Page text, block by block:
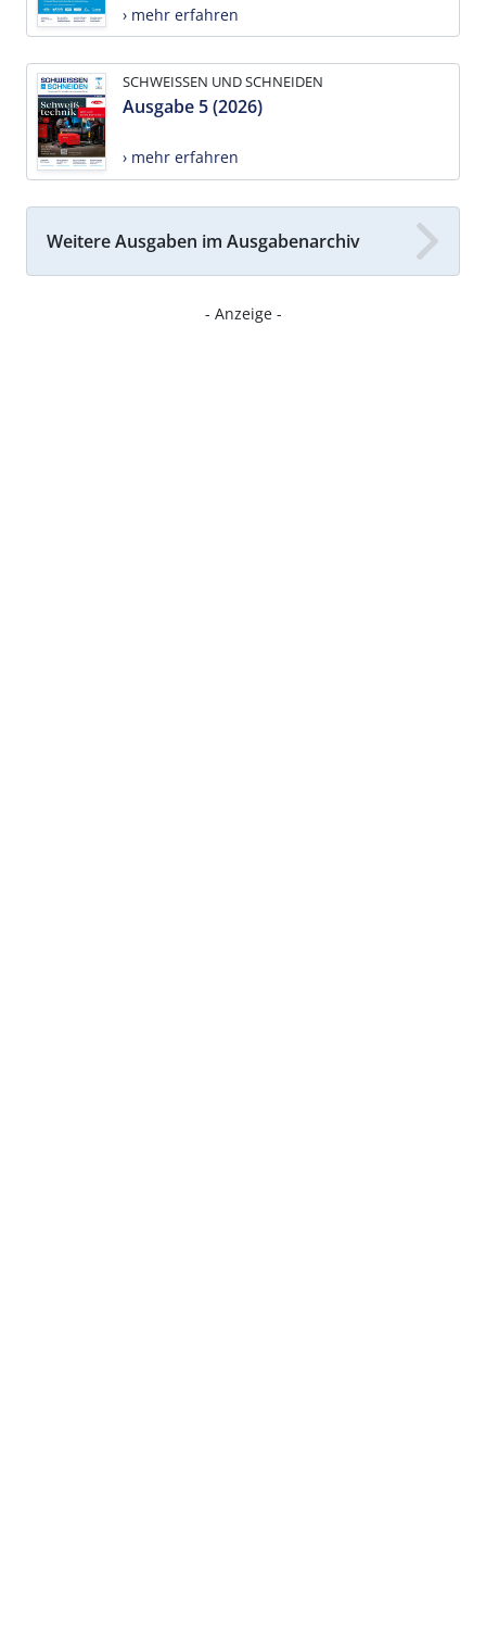
› mehr erfahren
SCHWEISSEN UND SCHNEIDEN
Ausgabe 5 (2026)
› mehr erfahren
Weitere Ausgaben im Ausgabenarchiv
- Anzeige -